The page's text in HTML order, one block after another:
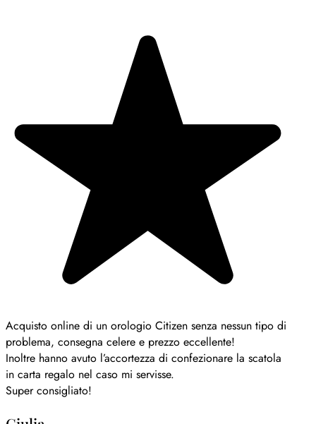
Acquisto online di un orologio Citizen senza nessun tipo di
problema, consegna celere e prezzo eccellente!
Inoltre hanno avuto l’accortezza di confezionare la scatola
in carta regalo nel caso mi servisse.
Super consigliato!